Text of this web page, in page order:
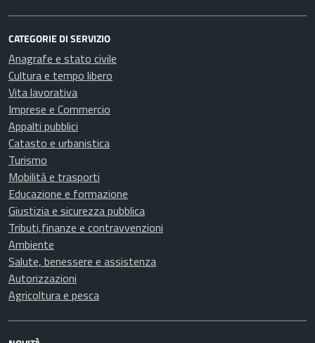
CATEGORIE DI SERVIZIO
Anagrafe e stato civile
Cultura e tempo libero
Vita lavorativa
Imprese e Commercio
Appalti pubblici
Catasto e urbanistica
Turismo
Mobilità e trasporti
Educazione e formazione
Giustizia e sicurezza pubblica
Tributi,finanze e contravvenzioni
Ambiente
Salute, benessere e assistenza
Autorizzazioni
Agricoltura e pesca